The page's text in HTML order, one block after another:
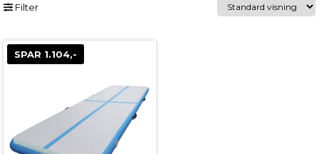
Filter
SPAR 1.104,-